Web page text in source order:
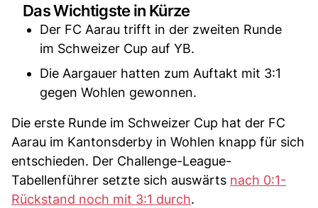
Das Wichtigste in Kürze
Der FC Aarau trifft in der zweiten Runde
im Schweizer Cup auf YB.
Die Aargauer hatten zum Auftakt mit 3:1
gegen Wohlen gewonnen.
Die erste Runde im Schweizer Cup hat der FC
Aarau im Kantonsderby in Wohlen knapp für sich
entschieden. Der Challenge-League-
Tabellenführer setzte sich auswärts nach 0:1-
Rückstand noch mit 3:1 durch.